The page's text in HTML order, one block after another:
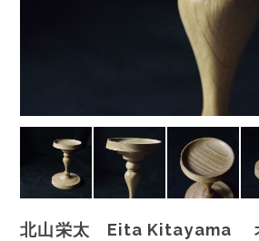
北山栄太 Eita Kitayama